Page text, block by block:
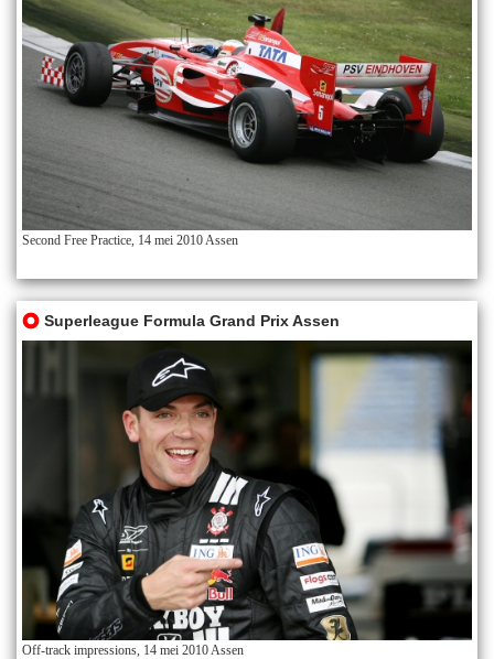
Second Free Practice, 14 mei 2010 Assen
Superleague Formula Grand Prix Assen
Off-track impressions, 14 mei 2010 Assen